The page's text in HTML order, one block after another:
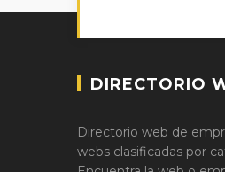
DIRECTORIO
Directorio web de
webs clasificadas por